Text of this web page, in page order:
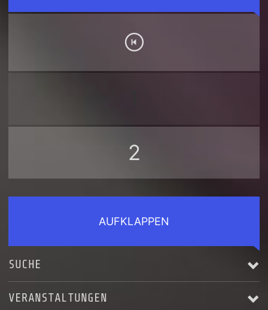
2
AUFKLAPPEN
SUCHE
VERANSTALTUNGEN